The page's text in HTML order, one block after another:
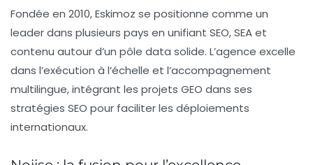
Fondée en 2010,Eskimoz se positionne comme un
leader dans plusieurs pays en unifiant SEO, SEA et
contenu autour d’un pôle data solide. L’agence excelle
dans l’exécution à l’échelle et l’accompagnement
multilingue, intégrant les projets GEO dans ses
stratégies SEO pour faciliter les déploiements
internationaux.